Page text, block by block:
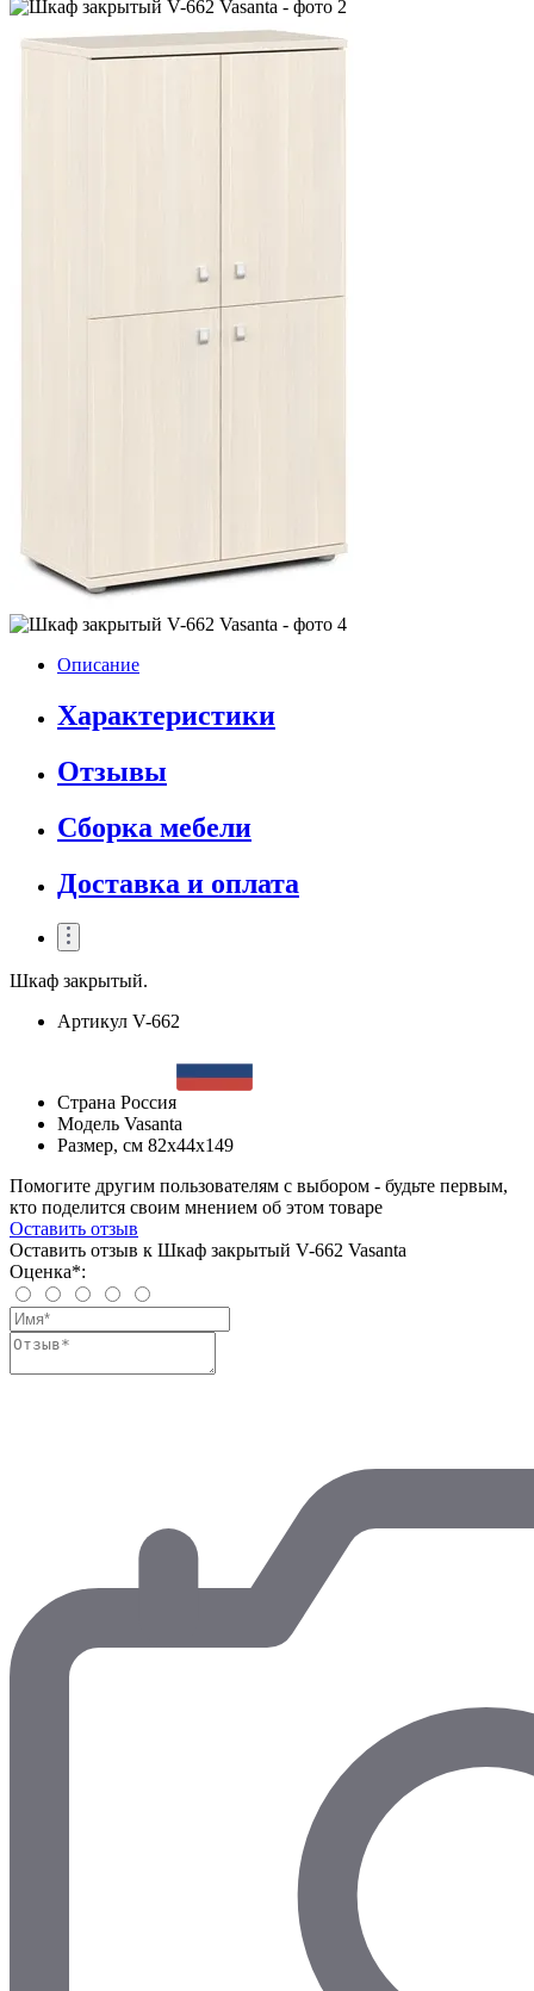
Описание
Характеристики
Отзывы
Сборка мебели
Доставка и оплата
Шкаф закрытый.
Артикул V-662
Страна Россия
Модель Vasanta
Размер, см 82x44x149
Помогите другим пользователям с выбором - будьте первым,
кто поделится своим мнением об этом товаре
Оставить отзыв
Оставить отзыв к Шкаф закрытый V-662 Vasanta
Оценка*: